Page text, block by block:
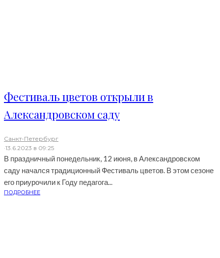
Фестиваль цветов открыли в
Александровском саду
Санкт-Петербург
·13.6.2023 в 09:25
В праздничный понедельник, 12 июня, в Александровском
саду начался традиционный Фестиваль цветов. В этом сезоне
его приурочили к Году педагога...
ПОДРОБНЕЕ